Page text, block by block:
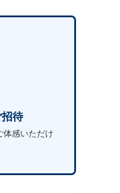
待
体感いただけ